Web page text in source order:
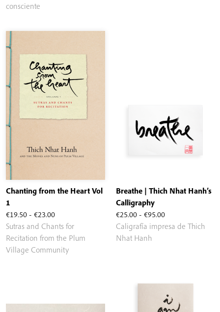
€95.00
consciente
€19.50 - €23.00Rango
de
precios:
desde
Chanting from the Heart Vol
1
Sutras and Chants for
Recitation from the Plum
Village Community
€25.00 - €95.00Rango
de
€95.00
Breathe | Thich Nhat Hanh’s
Calligraphy
Caligrafía impresa de Thich
Nhat Hanh